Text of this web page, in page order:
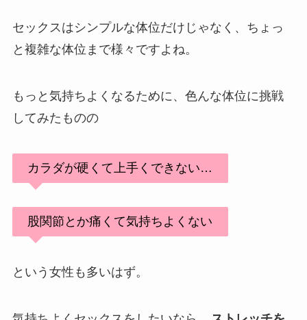
セックスはシンプルな体位だけじゃなく、ちょっ
と複雑な体位まで様々ですよね。
もっと気持ちよくなるために、色んな体位に挑戦
してみたものの
カラダが硬くて上手くできない…
股関節とか痛くて気持ちよくない
という女性も多いはず。